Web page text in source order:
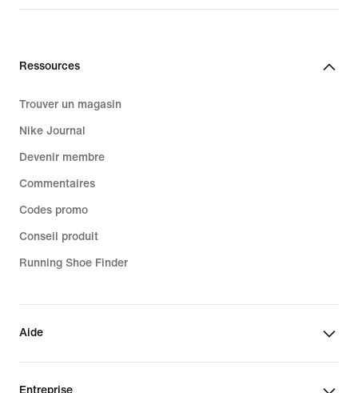
160.00 CHF
135.00 CHF
Ressources
Trouver un magasin
Nike Journal
Devenir membre
Commentaires
Codes promo
Conseil produit
Running Shoe Finder
Aide
Entreprise